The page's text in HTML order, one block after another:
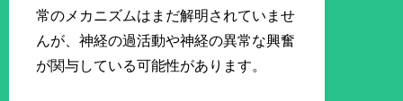
常のメカニズムはまだ解明されていませ
んが、神経の過活動や神経の異常な興奮
が関与している可能性があります。